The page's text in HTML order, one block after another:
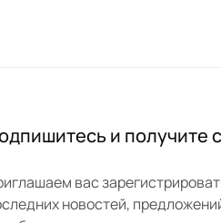
и получите
вас
новостей,